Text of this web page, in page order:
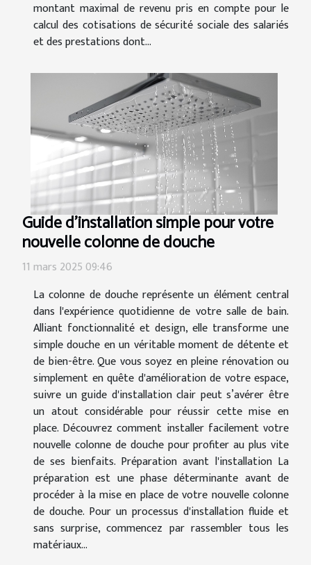
montant maximal de revenu pris en compte pour le
calcul des cotisations de sécurité sociale des salariés
et des prestations dont...
Guide d'installation simple pour votre
nouvelle colonne de douche
11 mars 2025 09:46
La colonne de douche représente un élément central
dans l'expérience quotidienne de votre salle de bain.
Alliant fonctionnalité et design, elle transforme une
simple douche en un véritable moment de détente et
de bien-être. Que vous soyez en pleine rénovation ou
simplement en quête d'amélioration de votre espace,
suivre un guide d'installation clair peut s’avérer être
un atout considérable pour réussir cette mise en
place. Découvrez comment installer facilement votre
nouvelle colonne de douche pour profiter au plus vite
de ses bienfaits. Préparation avant l'installation La
préparation est une phase déterminante avant de
procéder à la mise en place de votre nouvelle colonne
de douche. Pour un processus d'installation fluide et
sans surprise, commencez par rassembler tous les
matériaux...